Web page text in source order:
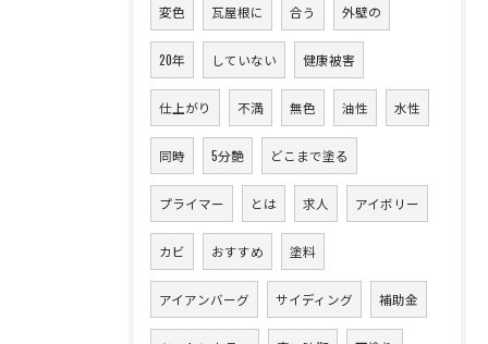
変色 瓦屋根に 合う 外壁の
20年 していない 健康被害
仕上がり 不満 無色 油性 水性
同時 5分艶 どこまで塗る
プライマー とは 求人 アイボリー
カビ おすすめ 塗料
アイアンバーグ サイディング 補助金